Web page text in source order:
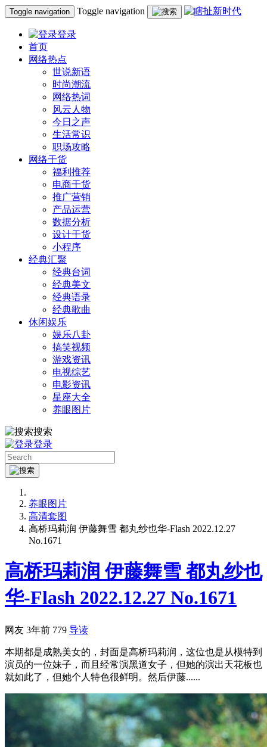
Toggle navigation Toggle navigation
登录
首页
网络热点
世说新语
时尚潮流
网络热词
风云人物
今日之声
生活常识
职场攻略
网络干货
福利推荐
电商干货
推广营销
产品运营
数据分析
设计干货
小程序
经典汇聚
经典台词
经典美文
经典语录
经典歌曲
休闲娱乐
娱乐八卦
搞笑视频
游戏资讯
电视综艺
电影资讯
星座大全
养眼图片
搜索
登录
养眼图片
高清套图
高桥玛莉润 伊藤舞雪 都丸纱也华-Flash 2022.12.27
No.1671
高桥玛莉润 伊藤舞雪 都丸纱也
华-Flash 2022.12.27 No.1671
网友 3年前 779 导读
本期都是成熟美女的，封面是高桥玛莉润，这位也是从模特到
演员的一位妹子，而且经常演黑道女子，但她的演出天花板也
就如此了，但她个人特色很鲜明。然后伊藤......